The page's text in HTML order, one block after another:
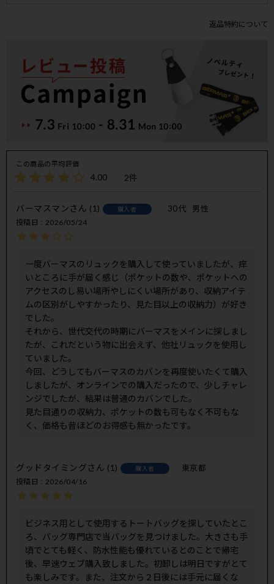
返品特約について
4.00 2
バーマスマン 1 購入者 30代 男性
投稿日 2026/05/24
一度バーマスのリュックを購入して使っていましたが、痒
いところに手が届く感じ（ポケットの数や、ポケットへの
アクセスのし易い場所やしにくい場所があり、収納アイテ
ムの区別がしやすかったり、見た目以上の収納力）が好き
でした。
それから、世代交代の時期にバーマスをメインに探しまし
たが、これだという物に出会えず、他社リュックを使用し
ていました。
今回、どうしてもバーマスのカバンを再度使いたくて購入
しましたが、オンラインでの購入だったので、少しチャレ
ンジでしたが、結果は普通のカバンでした。
見た目通りの収納力、ポケットの数も可もなく不可もな
く、価格も昔ほどのお得感も無かったです。
グッドタイミング 1 購入者 東京都
投稿日 2026/04/16
ビジネス用として使用するトートバッグを探していたとこ
ろ、バッグ専門店で当バッグを見つけました。大きさも手
頃でとても軽く、防水性能も優れているとのことで帰宅
後、早速ウェブ購入致しました。初卸しは明日ですがとて
も楽しみです。また、注文から２日後には手元に届くな